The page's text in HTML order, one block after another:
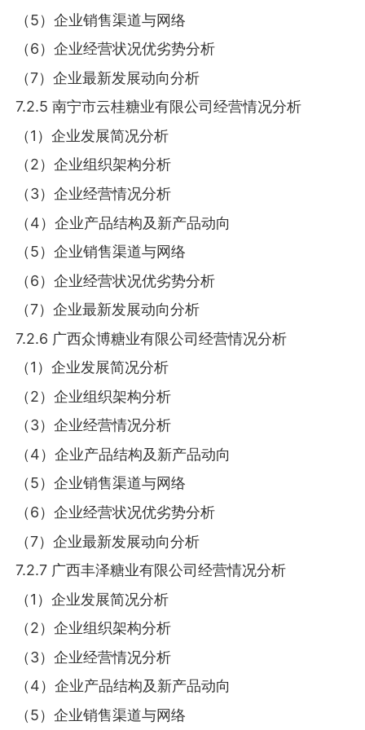
（5）企业销售渠道与网络
（6）企业经营状况优劣势分析
（7）企业最新发展动向分析
7.2.5 南宁市云桂糖业有限公司经营情况分析
（1）企业发展简况分析
（2）企业组织架构分析
（3）企业经营情况分析
（4）企业产品结构及新产品动向
（5）企业销售渠道与网络
（6）企业经营状况优劣势分析
（7）企业最新发展动向分析
7.2.6 广西众博糖业有限公司经营情况分析
（1）企业发展简况分析
（2）企业组织架构分析
（3）企业经营情况分析
（4）企业产品结构及新产品动向
（5）企业销售渠道与网络
（6）企业经营状况优劣势分析
（7）企业最新发展动向分析
7.2.7 广西丰泽糖业有限公司经营情况分析
（1）企业发展简况分析
（2）企业组织架构分析
（3）企业经营情况分析
（4）企业产品结构及新产品动向
（5）企业销售渠道与网络